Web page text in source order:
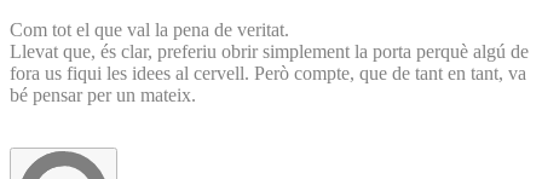
Com tot el que val la pena de veritat.
Llevat que, és clar, preferiu obrir simplement la porta perquè algú de
fora us fiqui les idees al cervell. Però compte, que de tant en tant, va
bé pensar per un mateix.